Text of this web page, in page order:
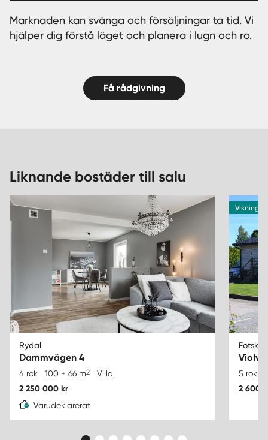
Marknaden kan svänga och försäljningar ta tid. Vi
hjälper dig förstå läget och planera i lugn och ro.
Få rådgivning
Liknande bostäder till salu
Rydal
Dammvägen 4
4 rok 100 + 66 m2 Villa
2 250 000 kr
Varudeklarerat
Visning
Fotskäl
5 rok
2 600